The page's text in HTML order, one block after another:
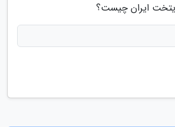
ایران چیست؟